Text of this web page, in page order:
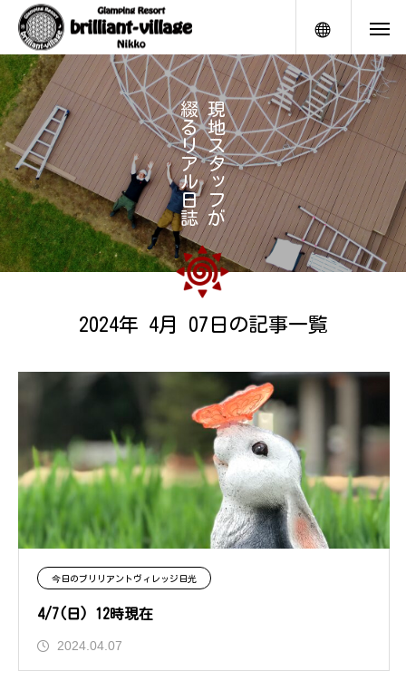
メニュー
現
地
ス
タ
ッ
フ
が
綴
る
リ
ア
ル
日
誌
2024年 4月 07日の記事一覧
今日のブリリアントヴィレッジ日光
4/7(日) 12時現在
2024.04.07